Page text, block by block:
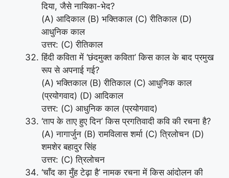
दिया, जैसे नायिका-भेद?
(A) आदिकाल (B) भक्तिकाल (C) रीतिकाल (D)
आधुनिक काल
उत्तर: (C) रीतिकाल
हिंदी कविता में ‘छंदमुक्त कविता’ किस काल के बाद प्रमुख
रूप से अपनाई गई?
(A) भक्तिकाल (B) रीतिकाल (C) आधुनिक काल
(प्रयोगवाद) (D) आदिकाल
उत्तर: (C) आधुनिक काल (प्रयोगवाद)
‘ताप के ताए हुए दिन’ किस प्रगतिवादी कवि की रचना है?
(A) नागार्जुन (B) रामविलास शर्मा (C) त्रिलोचन (D)
शमशेर बहादुर सिंह
उत्तर: (C) त्रिलोचन
‘चाँद का मुँह टेढ़ा है’ नामक रचना में किस आंदोलन की